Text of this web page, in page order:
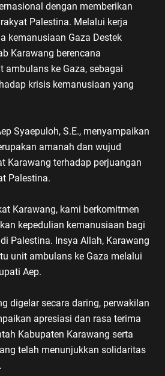
dengan memberikan
Palestina. Melalui kerja
kemanusiaan Gaza Destek
Karawang berencana
ambulans ke Gaza, sebagai
krisis kemanusiaan yang
Syaepuloh, S.E., menyampaikan
amanah dan wujud
Karawang terhadap perjuangan
Palestina.
Karawang, kami berkomitmen
kepedulian kemanusiaan bagi
Palestina. Insya Allah, Karawang
unit ambulans ke Gaza melalui
Aep.
digelar secara daring, perwakilan
apresiasi dan rasa terima
Kabupaten Karawang serta
telah menunjukkan solidaritas